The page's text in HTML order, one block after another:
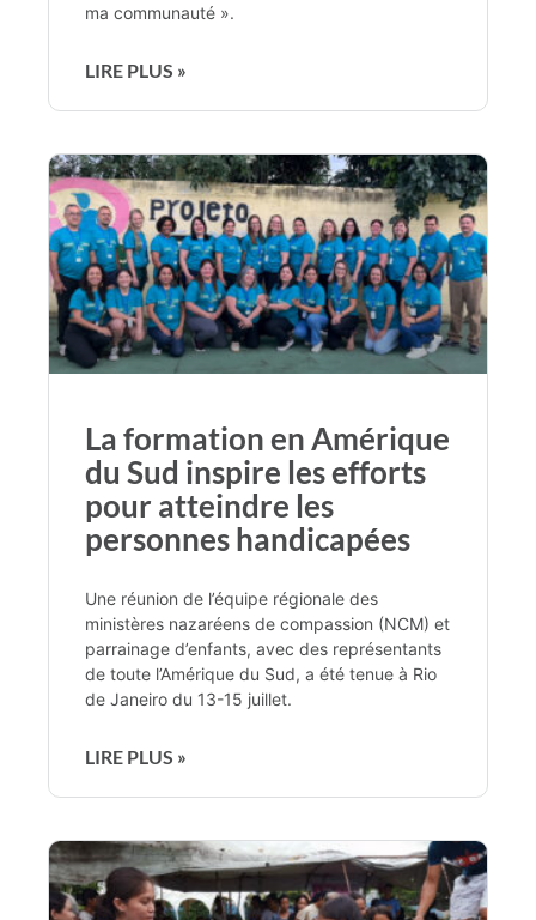
ma communauté ».
LIRE PLUS »
La formation en Amérique
du Sud inspire les efforts
pour atteindre les
personnes handicapées
Une réunion de l’équipe régionale des
ministères nazaréens de compassion (NCM) et
parrainage d’enfants, avec des représentants
de toute l’Amérique du Sud, a été tenue à Rio
de Janeiro du 13-15 juillet.
LIRE PLUS »